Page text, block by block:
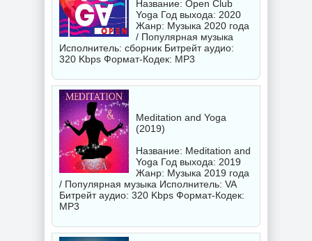
Название: Open Club
Yoga Год выхода: 2020
Жанр: Музыка 2020 года
/ Популярная музыка
Исполнитель: сборник Битрейт аудио:
320 Kbps Формат-Кодек: MP3
Meditation and Yoga
(2019)
Название: Meditation and
Yoga Год выхода: 2019
Жанр: Музыка 2019 года
/ Популярная музыка Исполнитель: VA
Битрейт аудио: 320 Kbps Формат-Кодек:
MP3